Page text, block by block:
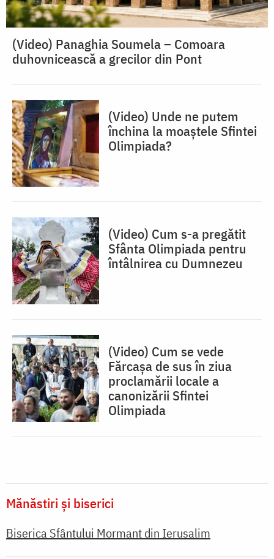
(Video) Panaghia Soumela – Comoara
duhovnicească a grecilor din Pont
(Video) Unde ne putem
închina la moaștele Sfintei
Olimpiada?
(Video) Cum s-a pregătit
Sfânta Olimpiada pentru
întâlnirea cu Dumnezeu
(Video) Cum se vede
Fărcașa de sus în ziua
proclamării locale a
canonizării Sfintei
Olimpiada
Mănăstiri și biserici
Biserica Sfântului Mormant din Ierusalim